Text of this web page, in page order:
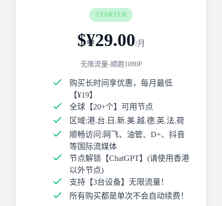
STARTER
$¥29.00/月
无限流量-顺跑1080P
购买长时间享优惠，每月最低
【¥19】
全球【20+个】可用节点
区域:港.台.日.新.美.越.德.英.法.荷
顺畅访问:网飞、油管、D+、抖音
等国际流媒体
节点解锁【ChatGPT】(请使用香港
以外节点)
支持【3台设备】无限流量！
所有购买都是单次不会自动续费！